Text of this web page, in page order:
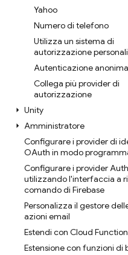
Yahoo
Numero di telefono
Utilizza un sistema di
autorizzazione
Autenticazione anonima
Collega più provider di
autorizzazione
Unity
Amministratore
Configurare i provider di
OAuth in modo
Configurare i provider Auth
utilizzando l'interfaccia a
comando di Firebase
Personalizza il gestore
azioni email
Estendi con Cloud
Estensione con funzioni di